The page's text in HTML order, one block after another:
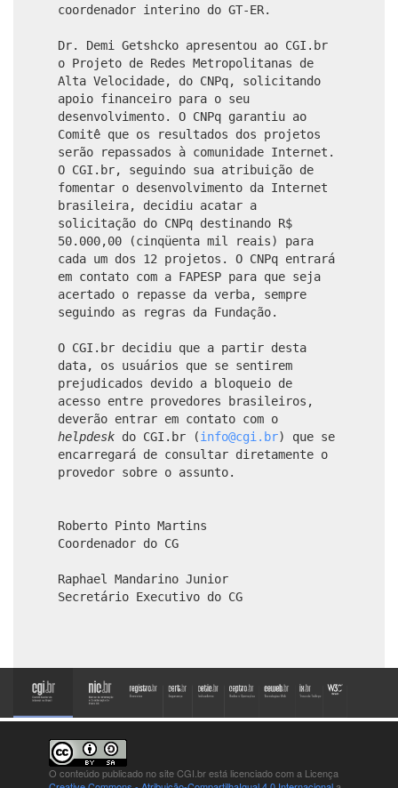
coordenador interino do GT-ER.
Dr. Demi Getshcko apresentou ao CGI.br
o Projeto de Redes Metropolitanas de
Alta Velocidade, do CNPq, solicitando
apoio financeiro para o seu
desenvolvimento. O CNPq garantiu ao
Comitê que os resultados dos projetos
serão repassados à comunidade Internet.
O CGI.br, seguindo sua atribuição de
fomentar o desenvolvimento da Internet
brasileira, decidiu acatar a
solicitação do CNPq destinando R$
50.000,00 (cinqüenta mil reais) para
cada um dos 12 projetos. O CNPq entrará
em contato com a FAPESP para que seja
acertado o repasse da verba, sempre
seguindo as regras da Fundação.
O CGI.br decidiu que a partir desta
data, os usuários que se sentirem
prejudicados devido a bloqueio de
acesso entre provedores brasileiros,
deverão entrar em contato com o
helpdesk do CGI.br (info@cgi.br) que se
encarregará de consultar diretamente o
provedor sobre o assunto.
Roberto Pinto Martins
Coordenador do CG
Raphael Mandarino Junior
Secretário Executivo do CG
O conteúdo publicado no site CGI.br está licenciado com a Licença